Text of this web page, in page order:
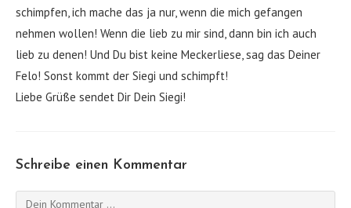
schimpfen, ich mache das ja nur, wenn die mich gefangen
nehmen wollen! Wenn die lieb zu mir sind, dann bin ich auch
lieb zu denen! Und Du bist keine Meckerliese, sag das Deiner
Felo! Sonst kommt der Siegi und schimpft!
Liebe Grüße sendet Dir Dein Siegi!
Schreibe einen Kommentar
Kommentieren